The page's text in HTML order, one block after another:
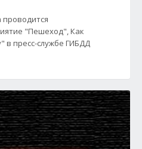
"Пешеход", Как
в пресс-службе ГИБДД